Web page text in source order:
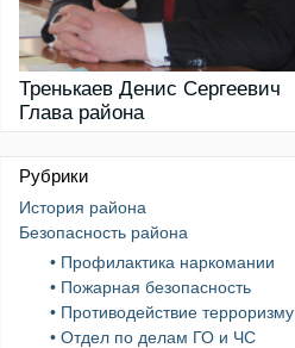
Тренькаев Денис Сергеевич
Глава района
Рубрики
История района
Безопасность района
• Профилактика наркомании
• Пожарная безопасность
• Противодействие терроризму
• Отдел по делам ГО и ЧС